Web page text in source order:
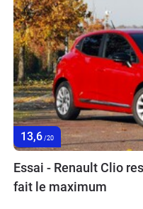
13,6 /20
Essai - Renault Clio
fait le maximum